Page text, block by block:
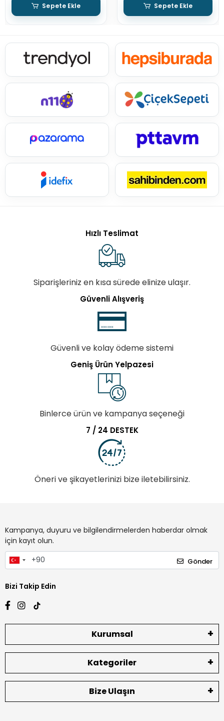
Sepete Ekle Sepete Ekle
Hızlı Teslimat
Siparişleriniz en kısa sürede elinize ulaşır.
Güvenli Alışveriş
Güvenli ve kolay ödeme sistemi
Geniş Ürün Yelpazesi
Binlerce ürün ve kampanya seçeneği
7 / 24 DESTEK
Öneri ve şikayetlerinizi bize iletebilirsiniz.
Kampanya, duyuru ve bilgilendirmelerden haberdar olmak
için kayıt olun.
Gönder
Bizi Takip Edin
Kurumsal
Kategoriler
Bize Ulaşın